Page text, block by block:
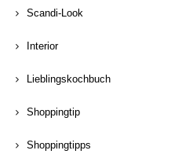
Scandi-Look
Interior
Lieblingskochbuch
Shoppingtip
Shoppingtipps